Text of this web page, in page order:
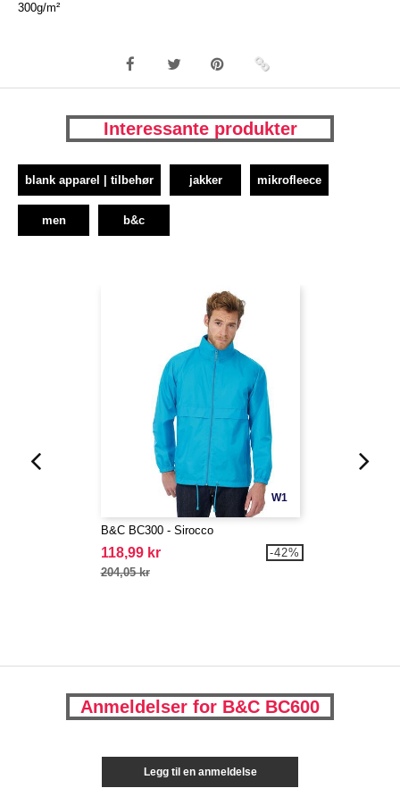
300g/m²
Interessante produkter
blank apparel | tilbehør jakker mikrofleece
men b&c
W1
B&C BC300 - Sirocco
118,99 kr
204,05 kr
-42%
Anmeldelser for B&C BC600
Legg til en anmeldelse